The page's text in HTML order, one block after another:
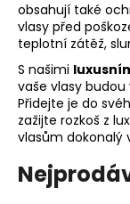
obsahují také
vlasy před
teplotní zátěž,
S našimi
vaše vlasy
Přidejte je do
zažijte rozkoš z
vlasům dokonalý
e
t
e
n
a
j
í
t